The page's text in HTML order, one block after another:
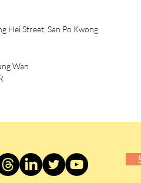
般扭曲，究竟是
漫長冬雪封閉的
是六年一度的祭
Hei Street, San Po Kwong
Wan